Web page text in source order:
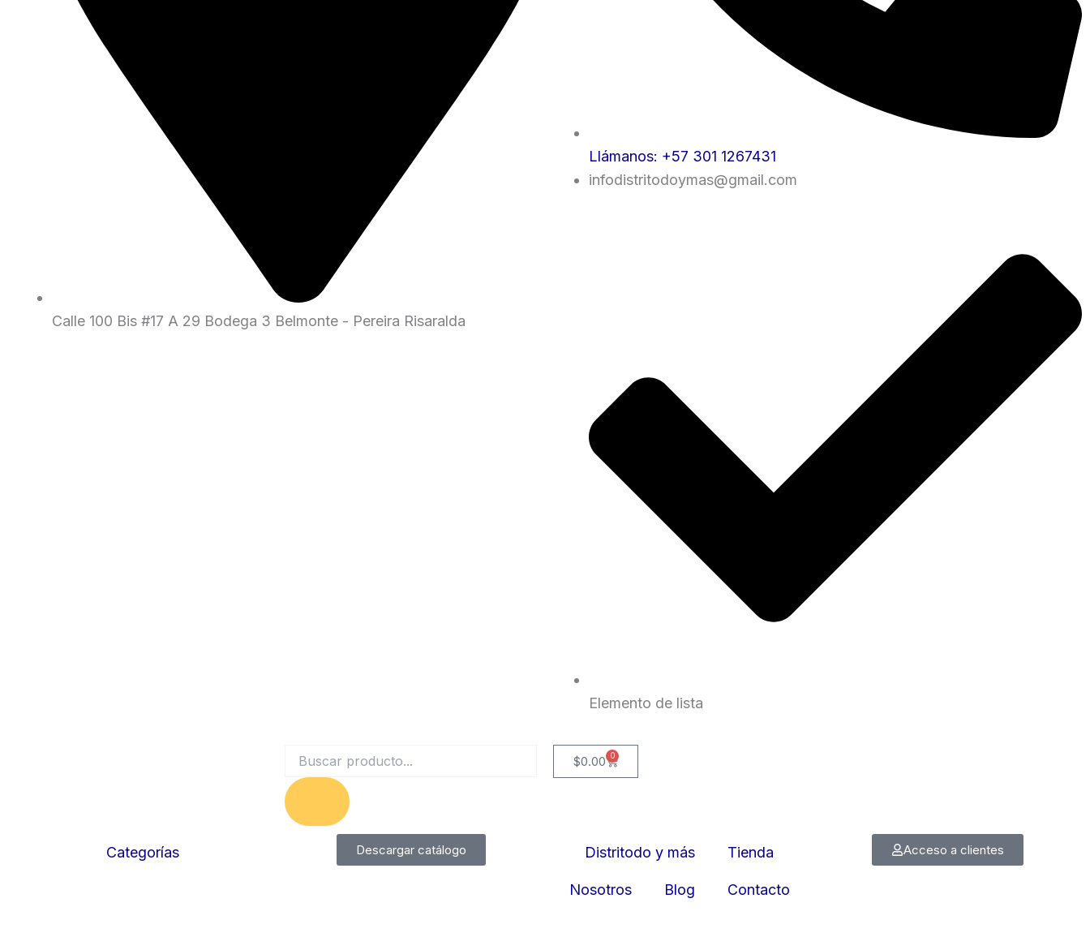
Calle 100 Bis #17 A 29 Bodega 3 Belmonte - Pereira Risaralda
Llámanos: +57 301 1267431
infodistritodoymas@gmail.com
Elemento de lista
$0.00 0
Cart
Categorías Descargar catálogo Distritodo y más Tienda
Nosotros Blog Contacto
Acceso a clientes